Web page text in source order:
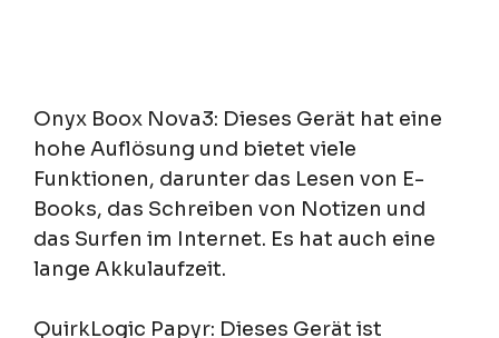
Onyx Boox Nova3: Dieses Gerät hat eine
hohe Auflösung und bietet viele
Funktionen, darunter das Lesen von E-
Books, das Schreiben von Notizen und
das Surfen im Internet. Es hat auch eine
lange Akkulaufzeit.
QuirkLogic Papyr: Dieses Gerät ist